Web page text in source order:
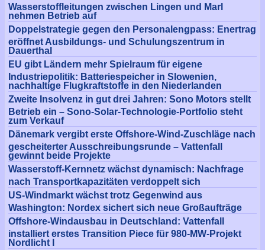
Wasserstoffleitungen zwischen Lingen und Marl
nehmen Betrieb auf
Doppelstrategie gegen den Personalengpass: Enertrag
eröffnet Ausbildungs- und Schulungszentrum in
Dauerthal
EU gibt Ländern mehr Spielraum für eigene
Industriepolitik: Batteriespeicher in Slowenien,
nachhaltige Flugkraftstoffe in den Niederlanden
Zweite Insolvenz in gut drei Jahren: Sono Motors stellt
Betrieb ein – Sono-Solar-Technologie-Portfolio steht
zum Verkauf
Dänemark vergibt erste Offshore-Wind-Zuschläge nach
gescheiterter Ausschreibungsrunde – Vattenfall
gewinnt beide Projekte
Wasserstoff-Kernnetz wächst dynamisch: Nachfrage
nach Transportkapazitäten verdoppelt sich
US-Windmarkt wächst trotz Gegenwind aus
Washington: Nordex sichert sich neue Großaufträge
Offshore-Windausbau in Deutschland: Vattenfall
installiert erstes Transition Piece für 980-MW-Projekt
Nordlicht I